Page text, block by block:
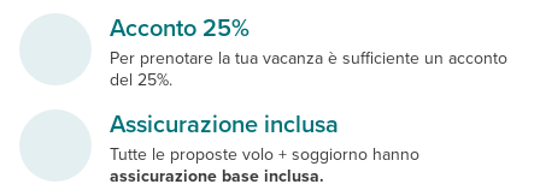
Acconto 25%
Per prenotare la tua vacanza è sufficiente un acconto
del 25%.
Assicurazione inclusa
Tutte le proposte volo + soggiorno hanno
assicurazione base inclusa.